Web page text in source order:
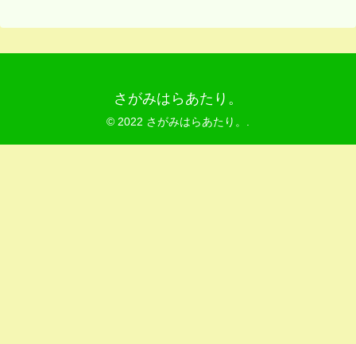
さがみはらあたり。
© 2022 さがみはらあたり。.